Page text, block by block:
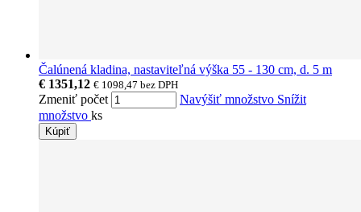
Čalúnená kladina, nastaviteľná výška 55 - 130 cm, d. 5 m
€ 1351,12 € 1098,47 bez DPH
Zmeniť počet Navýšiť množstvo Snížit
množstvo ks
Kúpiť